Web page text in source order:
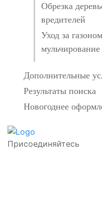
Обрезка
вредителей
Уход за
мульчирование
Дополнительные
Результаты поиска
Новогоднее
Присоединяйтесь